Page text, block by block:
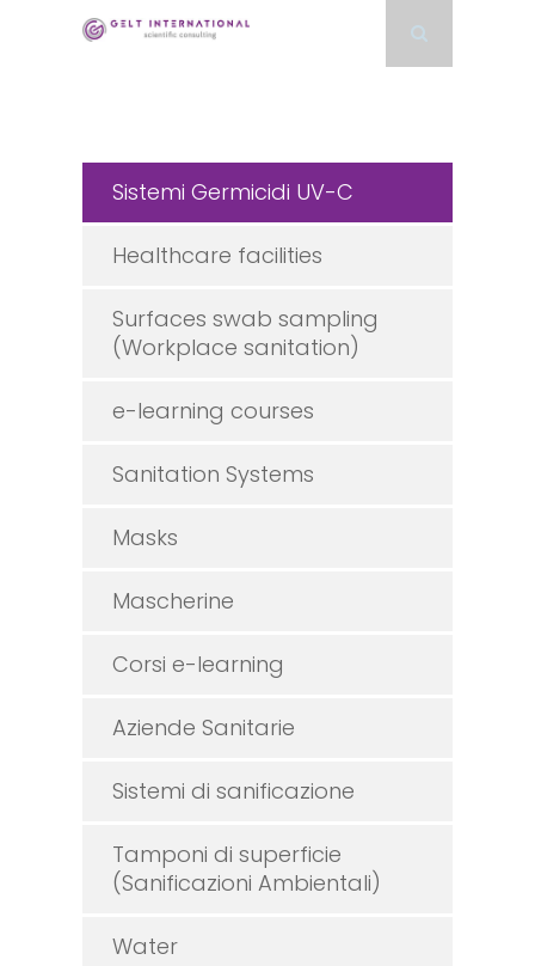
Sistemi Germicidi UV-C
Healthcare facilities
Surfaces swab sampling
(Workplace sanitation)
e-learning courses
Sanitation Systems
Masks
Mascherine
Corsi e-learning
Aziende Sanitarie
Sistemi di sanificazione
Tamponi di superficie
(Sanificazioni Ambientali)
Water